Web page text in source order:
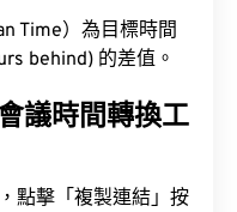
Time）為目標時間
behind) 的差值。
議時間轉換工
點擊「複製連結」按